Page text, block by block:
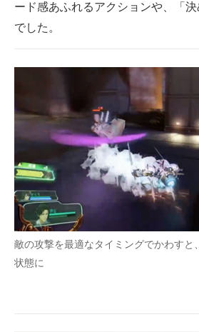
ード感あふれるアクションや、「
でした。
敵の攻撃を最適なタイミングでかわすと
状態に